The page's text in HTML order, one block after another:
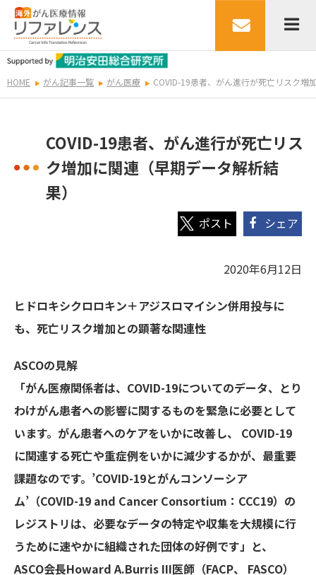
HOME がん記事一覧 がん医療 COVID-19患者、がん進行が死亡リスク増
COVID-19患者、がん進行が死亡リス
ク増加に関連（早期データ解析結
果）
シェア
2020年6月12日
ヒドロキシクロロキン＋アジスロマイシン併用投与に
も、死亡リスク増加との顕著な関連性
ASCOの見解
「がん医療関係者は、COVID-19についてのデータ、とり
わけがん患者への影響に関するものを緊急に必要として
います。がん患者へのケアをいかに改善し、 COVID-19
に関連する死亡や重症例をいかに減少するかが、最重要
課題なのです。’COVID-19とがんコンソーシア
ム’（COVID-19 and Cancer Consortium：CCC19）の
レジストリは、必要なデータの特定や収集を大規模に行
うために速やかに組織された団体の好例です」と、
ASCO会長Howard A.Burris III医師（FACP、 FASCO）